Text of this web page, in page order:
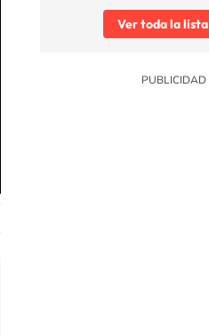
Ver toda la lista